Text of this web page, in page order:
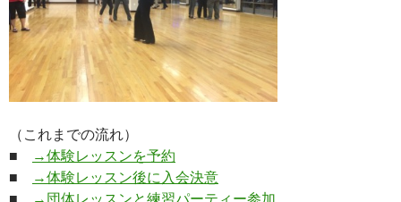
（これまでの流れ）
■
→体験レッスンを予約
■
→体験レッスン後に入会決意
■
→団体レッスンと練習パーティー参加